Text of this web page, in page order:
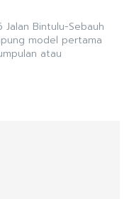
Bintulu-Sebauh
model pertama
atau